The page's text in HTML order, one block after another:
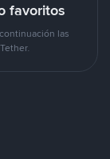
favoritos
las